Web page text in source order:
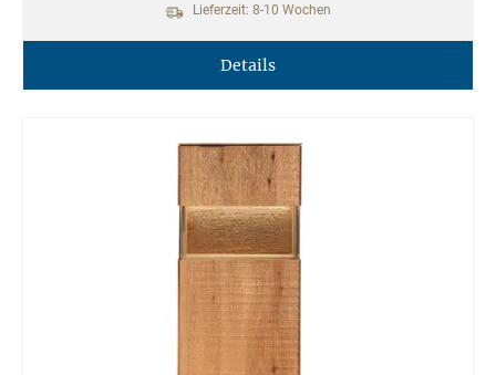
Lieferzeit: 8-10 Wochen
Details